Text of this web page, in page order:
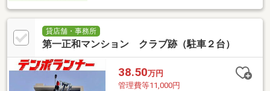
貸店舗・事務所
第一正和マンション クラブ跡（駐車２台）
38.50万円
管理費等11,000円